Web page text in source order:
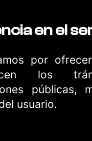
en el
por
los
públicas,
usuario.